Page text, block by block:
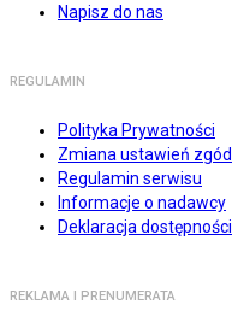
Napisz do nas
REGULAMIN
Polityka Prywatności
Zmiana ustawień zgód
Regulamin serwisu
Informacje o nadawcy
Deklaracja dostępności
REKLAMA I PRENUMERATA